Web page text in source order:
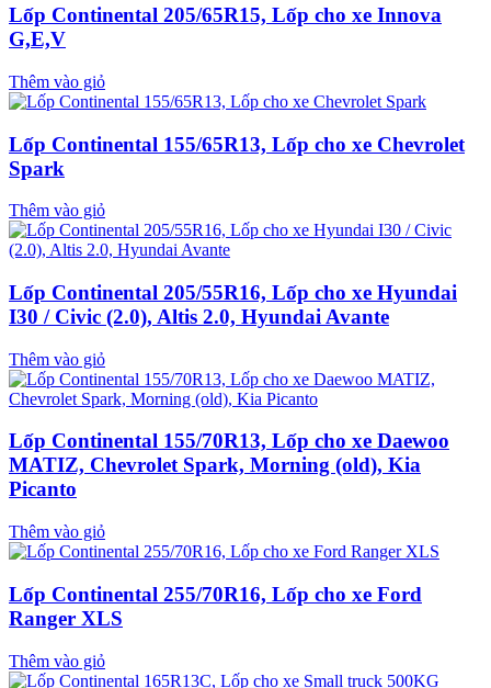
Lốp Continental 205/65R15, Lốp cho xe Innova
G,E,V
Thêm vào giỏ
Lốp Continental 155/65R13, Lốp cho xe Chevrolet
Spark
Thêm vào giỏ
Lốp Continental 205/55R16, Lốp cho xe Hyundai
I30 / Civic (2.0), Altis 2.0, Hyundai Avante
Thêm vào giỏ
Lốp Continental 155/70R13, Lốp cho xe Daewoo
MATIZ, Chevrolet Spark, Morning (old), Kia
Picanto
Thêm vào giỏ
Lốp Continental 255/70R16, Lốp cho xe Ford
Ranger XLS
Thêm vào giỏ